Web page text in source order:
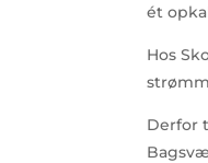
ét
Hos
Derfor